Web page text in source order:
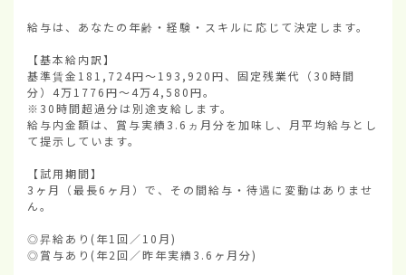
給与は、あなたの年齢・経験・スキルに応じて決定します。
【基本給内訳】
基準賃金181,724円〜193,920円、固定残業代（30時間
分）4万1776円〜4万4,580円。
※30時間超過分は別途支給します。
給与内金額は、賞与実績3.6ヵ月分を加味し、月平均給与とし
て提示しています。
【試用期間】
3ヶ月（最長6ヶ月）で、その間給与・待遇に変動はありませ
ん。
◎昇給あり(年1回／10月)
◎賞与あり(年2回／昨年実績3.6ヶ月分)